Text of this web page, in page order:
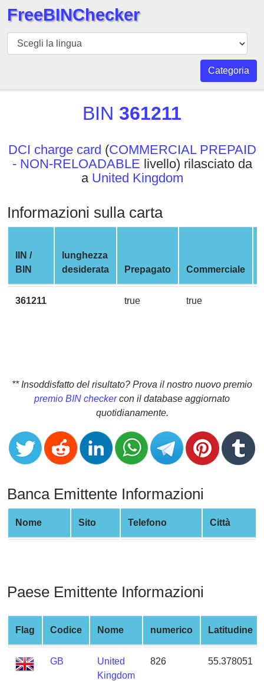
BIN
checker
API
BIN
BIN
Checker
BIN
CC
Generator
from
Banks
Credit
Card
Random
Credit
Card
Generate
Credit
Card
from
Card
Checker
Service
What
is
FreeBINChecker
Categoria
BIN 361211
DCI charge card (COMMERCIAL PREPAID
- NON-RELOADABLE livello) rilasciato da
a United Kingdom
Informazioni sulla carta
IIN /
BIN
lunghezza
desiderata
Prepagato Commerciale
361211 true true
** Insoddisfatto del risultato? Prova il nostro nuovo premio
premio BIN checkercon il database aggiornato
quotidianamente.
Banca Emittente Informazioni
Nome Sito Telefono Città
Paese Emittente Informazioni
Flag Codice Nome numerico Latitudine
GB
United
Kingdom
826 55.378051